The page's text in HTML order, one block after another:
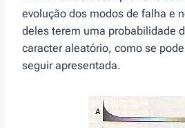
evolução dos modos de falha e
deles terem uma probabilidade
caracter aleatório, como se
seguir apresentada.